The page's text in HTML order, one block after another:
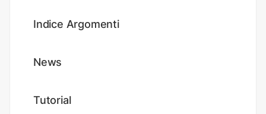
Indice Argomenti
News
Tutorial